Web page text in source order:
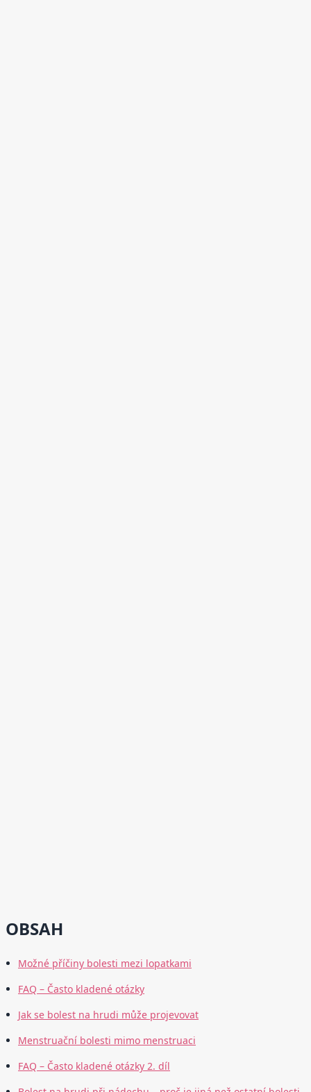
OBSAH
Možné příčiny bolesti mezi lopatkami
FAQ – Často kladené otázky
Jak se bolest na hrudi může projevovat
Menstruační bolesti mimo menstruaci
FAQ – Často kladené otázky 2. díl